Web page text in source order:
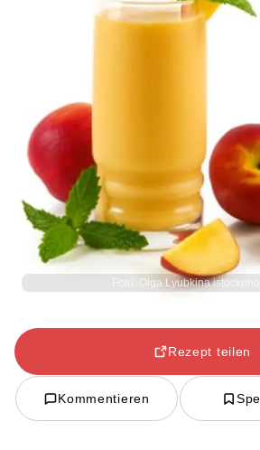
Foto: Olga Lyubkina
Rezept teilen
Kommentieren